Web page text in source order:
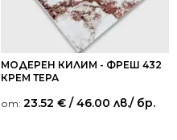
МОДЕРЕН КИЛИМ - ФРЕШ 432
КРЕМ ТЕРА
от: 23.52 € / 46.00 лв./ бр.